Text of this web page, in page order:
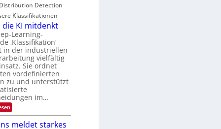
k
u
f
d
e
V
I
S
I
O
N
2
0
2
a
g
u
n
g
z
u
E
l
e
k
t
r
o
Detection
Klassifikationen
die KI mitdenkt
Learning-
‚Klassifikation‘
in der industriellen
vielfältig
Sie ordnet
vordefinierten
zu und unterstützt
im…
:
W
nmeldet starkes